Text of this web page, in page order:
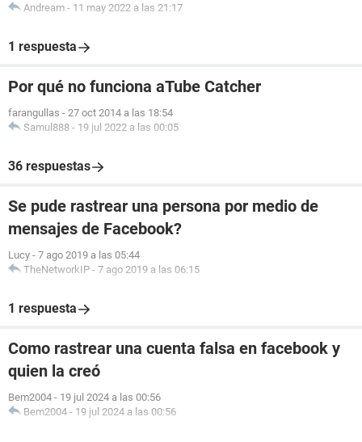
Andream - 11 may 2022 a las 21:17
1 respuesta
Por qué no funciona aTube Catcher
farangullas - 27 oct 2014 a las 18:54
Samul888 - 19 jul 2022 a las 00:05
36 respuestas
Se pude rastrear una persona por medio de
mensajes de Facebook?
Lucy - 7 ago 2019 a las 05:44
TheNetworkIP - 7 ago 2019 a las 06:15
1 respuesta
Como rastrear una cuenta falsa en facebook y
quien la creó
Bem2004 - 19 jul 2024 a las 00:56
Bem2004 - 19 jul 2024 a las 00:56